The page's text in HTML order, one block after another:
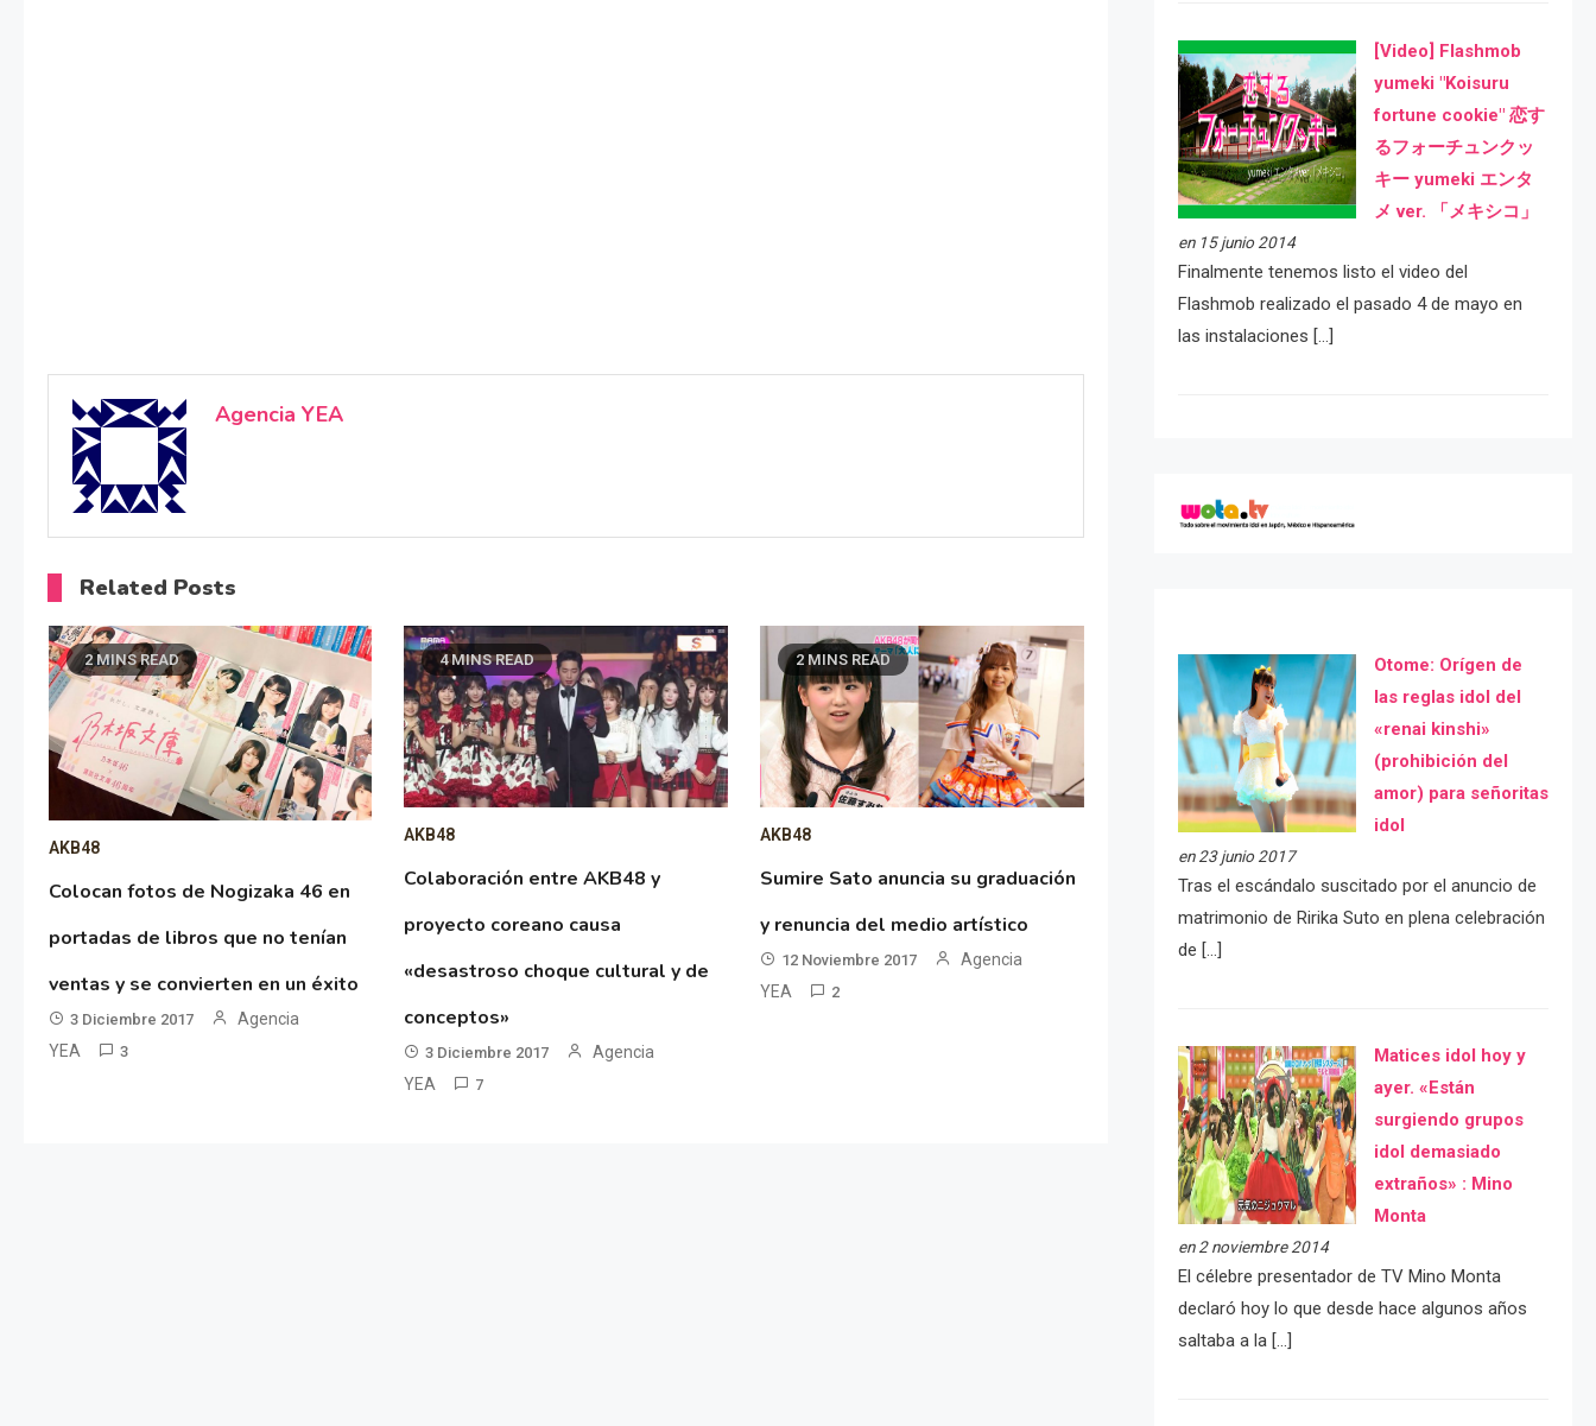
Agencia YEA
Related Posts
2 MINS READ
AKB48
Colocan fotos de Nogizaka 46 en
portadas de libros que no tenían
ventas y se convierten en un éxito
3 Diciembre 2017
Agencia
YEA
3
4 MINS READ
AKB48
Colaboración entre AKB48 y
proyecto coreano causa
«desastroso choque cultural y de
conceptos»
3 Diciembre 2017
Agencia
YEA
7
2 MINS READ
AKB48
Sumire Sato anuncia su graduación
y renuncia del medio artístico
12 Noviembre 2017
Agencia
YEA
2
[Video] Flashmob
yumeki "Koisuru
fortune cookie" 恋す
るフォーチュンクッ
キー yumeki エンタ
メ ver. 「メキシコ」
en 15 junio 2014
Finalmente tenemos listo el video del
Flashmob realizado el pasado 4 de mayo en
las instalaciones […]
Otome: Orígen de
las reglas idol del
«renai kinshi»
(prohibición del
amor) para señoritas
idol
en 23 junio 2017
Tras el escándalo suscitado por el anuncio de
matrimonio de Ririka Suto en plena celebración
de […]
Matices idol hoy y
ayer. «Están
surgiendo grupos
idol demasiado
extraños» : Mino
Monta
en 2 noviembre 2014
El célebre presentador de TV Mino Monta
declaró hoy lo que desde hace algunos años
saltaba a la […]